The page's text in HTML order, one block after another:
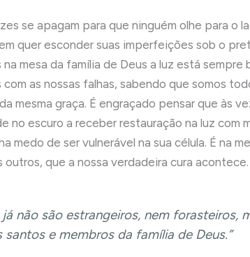
se apagam para que ninguém olhe para o
quer esconder suas imperfeições sob o
mesa da família de Deus a luz está sempre
as nossas falhas, sabendo que somos
mesma graça. É engraçado pensar que às
no escuro a receber restauração na luz com
medo de ser vulnerável na sua célula. É na
outros, que a nossa verdadeira cura acontece.
não são estrangeiros, nem forasteiros,
e membros da família de Deus.”